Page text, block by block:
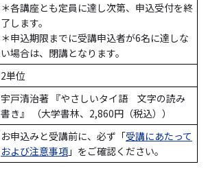
＊各講座とも定員に達し次第、申込受付を終
了します。
＊申込期限までに受講申込者が6名に達しな
い場合は、閉講となります。
2単位
宇戸清治著 『やさしいタイ語 文字の読み
書き』 （大学書林、2,860円（税込））
お申込みと受講前に、必ず「受講にあたって
および注意事項 」をご確認ください。